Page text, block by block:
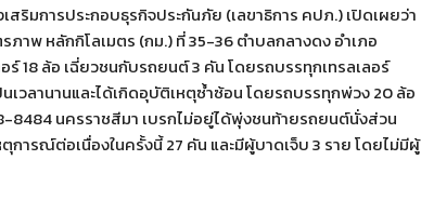
สริมการประกอบธุรกิจประกันภัย (เลขาธิการ คปภ.) เปิดเผยว่า
พ หลักกิโลเมตร (กม.) ที่ 35-36 ตำบลกลางดง อำเภอ
18 ล้อ เฉี่ยวชนกับรถยนต์ 3 คัน โดยรถบรรทุกเทรลเลอร์
วลานานและได้เกิดอุบัติเหตุซ้ำซ้อน โดยรถบรรทุกพ่วง 20 ล้อ
8484 นครราชสีมา เบรกไม่อยู่ได้พุ่งชนท้ายรถยนต์นั่งส่วน
การณ์ต่อเนื่องในครั้งนี้ 27 คัน และมีผู้บาดเจ็บ 3 ราย โดยไม่มีผู้